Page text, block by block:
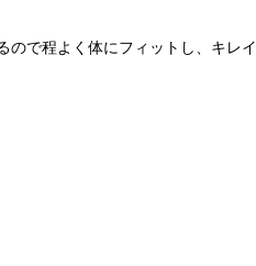
ので程よく体にフィットし、キレイ